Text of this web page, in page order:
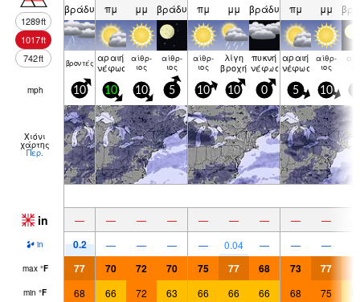
1289ft
1017ft
742ft
βράδυ πμ μμ βράδυ πμ μμ βράδυ πμ μμ
βρον­τές αραιή
νέφωση
αίθρ­
ιος
αίθρ­
ιος
αίθρ­
ιος
λίγη
βροχή
πυκνή
νέφωση
αραιή
νέφωση
αίθρ­
ιος
mph 10 10 10 5 10 10 0 5 10
Χιόνι
χάρτης
Περ.
in — — — — — — — — —
in 0.2 — — — — 0.04 — — —
max °F 77 70 72 70 75 77 68 73 77
min °F 68 66 72 63 66 66 66 68 75